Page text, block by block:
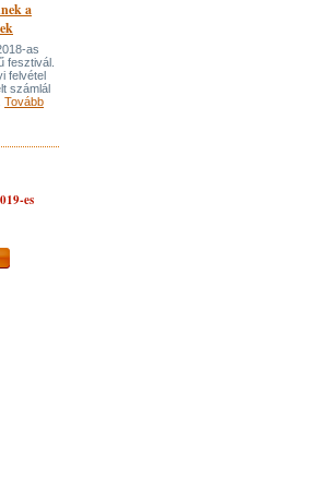
a
as
fesztivál.
felvétel
számlál
Tovább
es